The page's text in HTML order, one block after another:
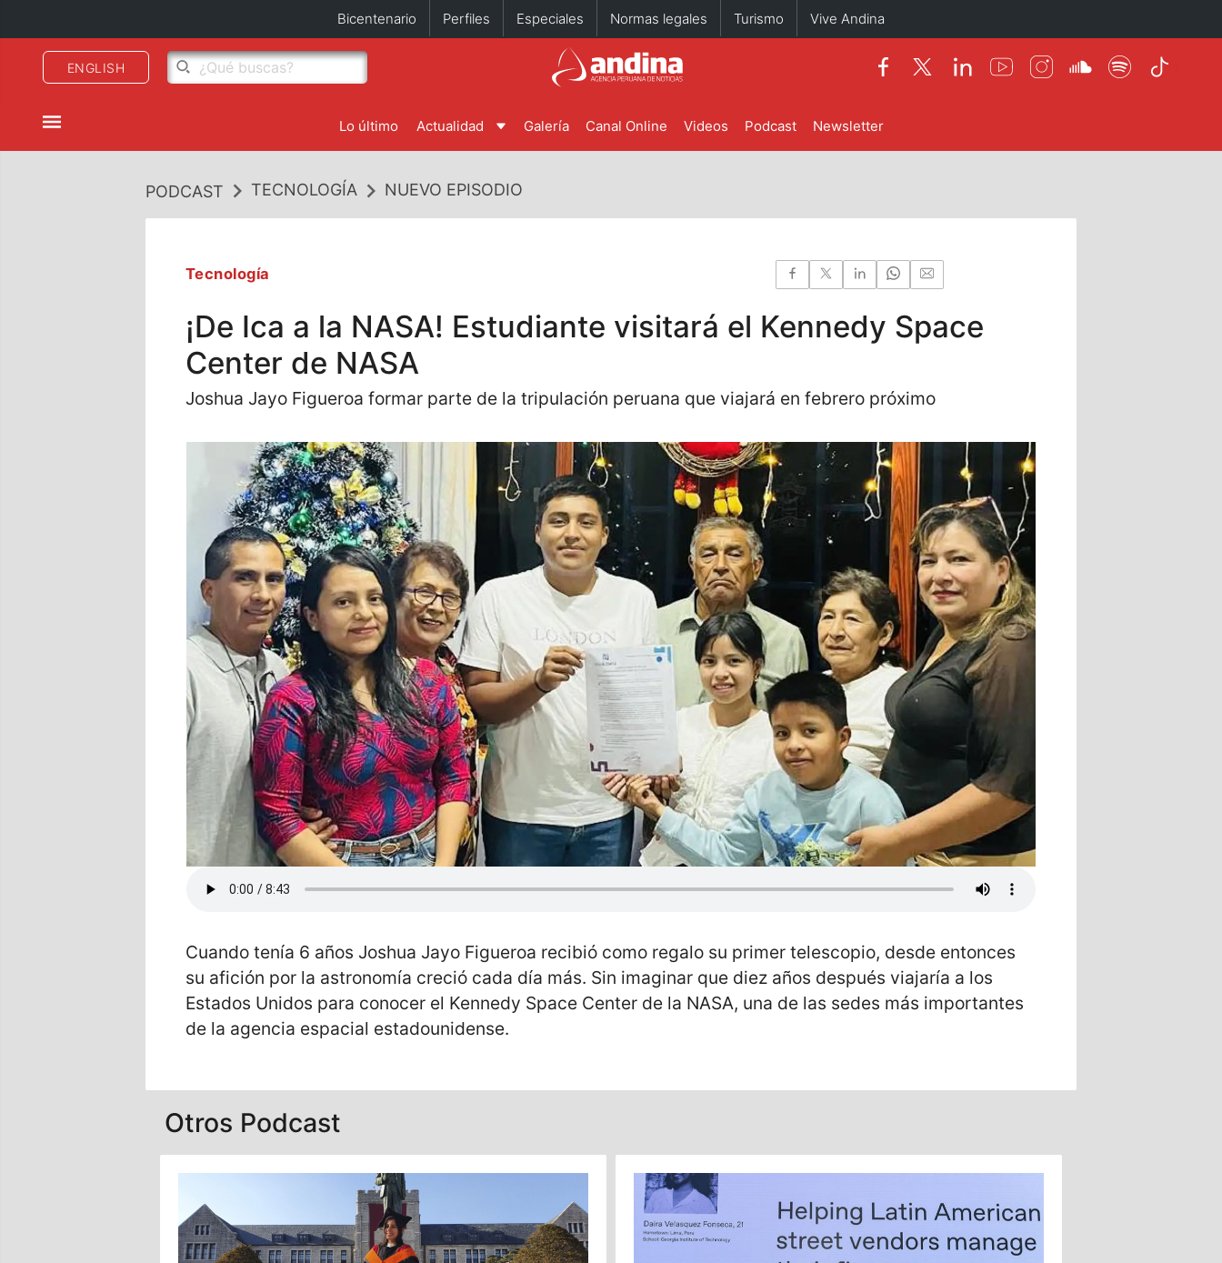
Bicentenario Perfiles Especiales Normas legales Turismo Vive Andina
ENGLISH
Lo último Actualidad Galería Canal Online Videos Podcast Newsletter
PODCAST TECNOLOGÍA NUEVO EPISODIO
Tecnología
¡De Ica a la NASA! Estudiante visitará el Kennedy Space
Center de NASA
Joshua Jayo Figueroa formar parte de la tripulación peruana que viajará en febrero próximo
Cuando tenía 6 años Joshua Jayo Figueroa recibió como regalo su primer telescopio, desde entonces
su afición por la astronomía creció cada día más. Sin imaginar que diez años después viajaría a los
Estados Unidos para conocer el Kennedy Space Center de la NASA, una de las sedes más importantes
de la agencia espacial estadounidense.
Otros Podcast